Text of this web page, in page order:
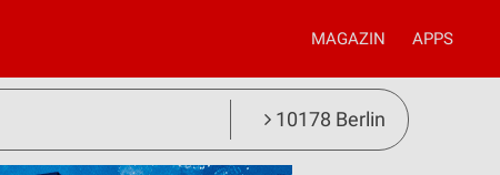
MAGAZIN APPS
10178 Berlin